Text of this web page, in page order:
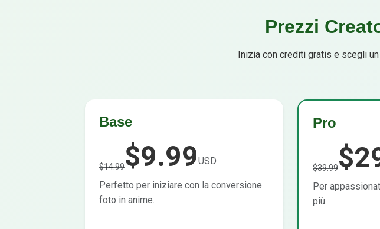
Prezzi
Inizia con crediti gratis e scegli
Base
$14.99$9.99USD
Perfetto per iniziare con la conversione
foto in anime.
Pro
$39.99
Per
più.